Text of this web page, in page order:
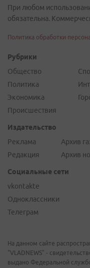
При любом
обязательна.
Политика обработки
Рубрики
Общество
Политика
Экономика
Происшествия
Издательство
Реклама
Редакция
Архив
Архив
Социальные сети
vkontakte
Одноклассники
Телеграм
На данном сайте
"VLADNEWS" -
выдано Федеральной